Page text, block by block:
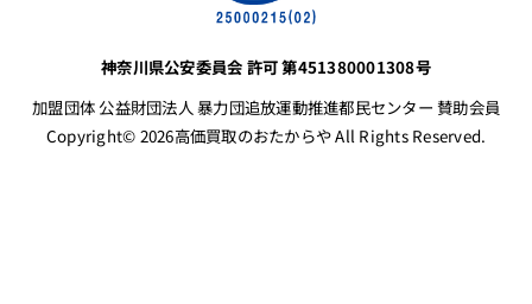
神奈川県公安委員会 許可 第451380001308号
加盟団体 公益財団法人 暴力団追放運動推進都民センター 賛助会員
Copyright© 2026高価買取のおたからや All Rights Reserved.